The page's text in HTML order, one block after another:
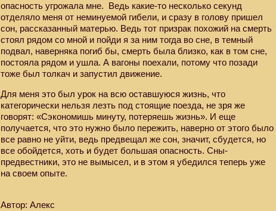
опасность угрожала мне. Ведь какие-то несколько секунд
отделяло меня от неминуемой гибели, и сразу в голову пришел
сон, рассказанный матерью. Ведь тот призрак похожий на смерть
стоял рядом со мной и пойди я за ним тогда во сне, в темный
подвал, наверняка погиб бы, смерть была близко, как в том сне,
постояла рядом и ушла. А вагоны поехали, потому что позади
тоже был толкач и запустил движение.
Для меня это был урок на всю оставшуюся жизнь, что
категорически нельзя лезть под стоящие поезда, не зря же
говорят: «Сэкономишь минуту, потеряешь жизнь». И еще
получается, что это нужно было пережить, наверно от этого было
все равно не уйти, ведь предвещал же сон, значит, сбудется, но
все обойдется, хоть и будет большая опасность. Сны-
предвестники, это не вымысел, и в этом я убедился теперь уже
на своем опыте.
Автор: Алекс